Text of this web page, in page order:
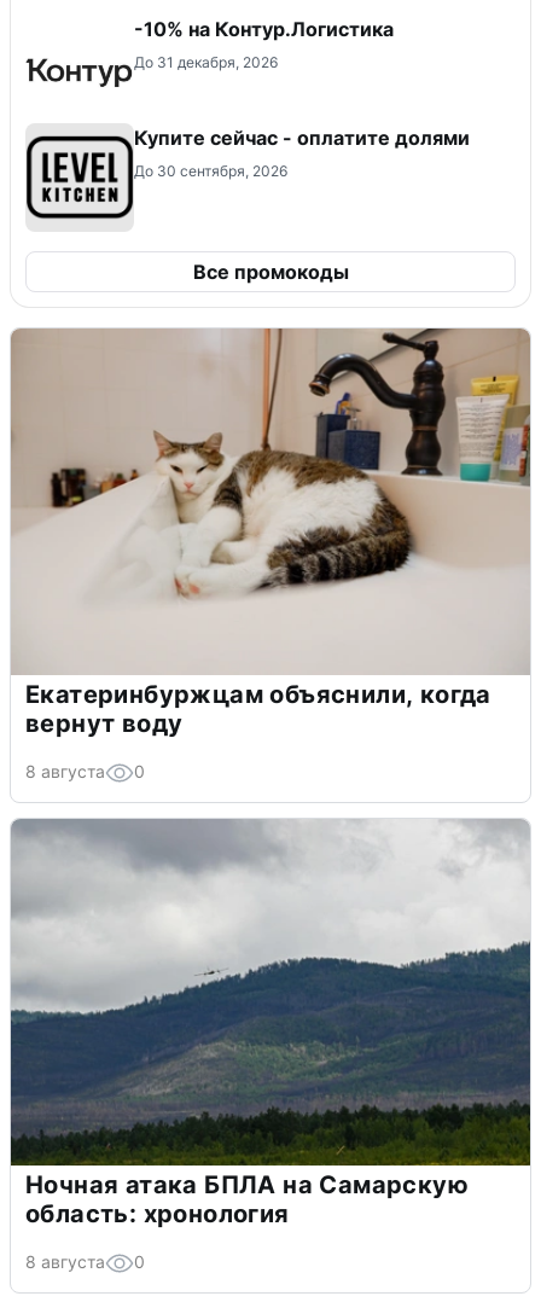
-10% на Контур.Логистика
До 31 декабря, 2026
Купите сейчас - оплатите долями
До 30 сентября, 2026
Все промокоды
Екатеринбуржцам объяснили, когда
вернут воду
8 августа 0
Ночная атака БПЛА на Самарскую
область: хронология
8 августа 0